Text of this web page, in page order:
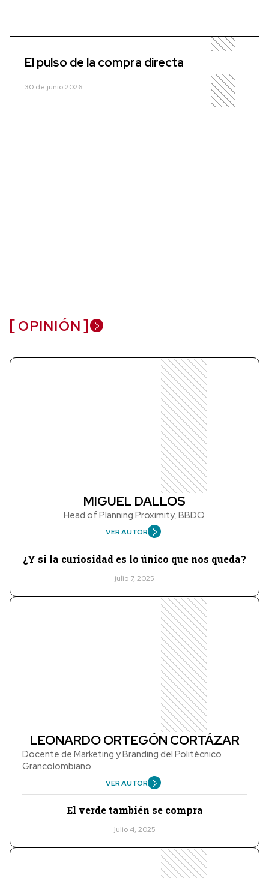
El pulso de la compra directa
30 de junio 2026
OPINIÓN
MIGUEL DALLOS
Head of Planning Proximity, BBDO.
VER AUTOR
¿Y si la curiosidad es lo único que nos queda?
julio 7, 2025
LEONARDO ORTEGÓN CORTÁZAR
Docente de Marketing y Branding del Politécnico
Grancolombiano
VER AUTOR
El verde también se compra
julio 4, 2025